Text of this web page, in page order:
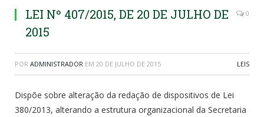
LEI Nº 407/2015, DE 20 DE JULHO DE
2015
0
POR ADMINISTRADOR EM 20 DE JULHO DE 2015 LEIS
Dispõe sobre alteração da redação de dispositivos de Lei
380/2013, alterando a estrutura organizacional da Secretaria